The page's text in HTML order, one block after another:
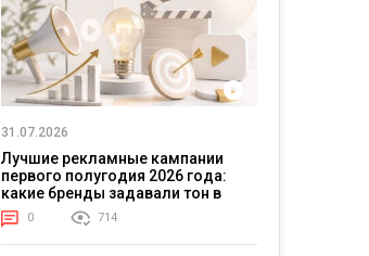
31.07.2026
Лучшие рекламные кампании
первого полугодия 2026 года:
какие бренды задавали тон в
отрасли
0 714